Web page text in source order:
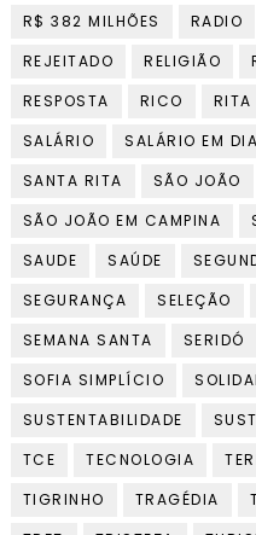
R$ 382 MILHÕES
RADIO
REJEITADO
RELIGIÃO
RESPOSTA
RICO RITA
SALÁRIO
SALÁRIO EM DIA
SANTA RITA
SÃO JOÃO
SÃO JOÃO EM CAMPINA
SAUDE
SAÚDE
SEGURANÇA
SELEÇÃO
SEMANA SANTA
SERIDÓ
SOFIA SIMPLÍCIO
SUSTENTABILIDADE
TCE
TECNOLOGIA
TIGRINHO
TRAGÉDIA